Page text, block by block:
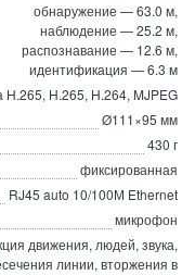
обнаружение — 63.0 м,
наблюдение — 25.2 м,
распознавание — 12.6 м,
идентификация — 6.3 м
H.265, H.265, H.264, MJPEG
Ø111×95 мм
430 г
фиксированная
RJ45 auto 10/100М Ethernet
микрофон
движения, людей, звука,
линии, вторжения в